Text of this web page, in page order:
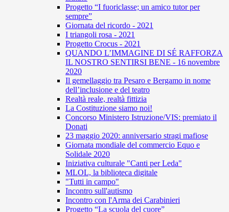
Progetto “I fuoriclasse; un amico tutor per
sempre”
Giornata del ricordo - 2021
I triangoli rosa - 2021
Progetto Crocus - 2021
QUANDO L’IMMAGINE DI SÉ RAFFORZA
IL NOSTRO SENTIRSI BENE - 16 novembre
2020
Il gemellaggio tra Pesaro e Bergamo in nome
dell’inclusione e del teatro
Realtà reale, realtà fittizia
La Costituzione siamo noi!
Concorso Ministero Istruzione/VIS: premiato il
Donati
23 maggio 2020: anniversario stragi mafiose
Giornata mondiale del commercio Equo e
Solidale 2020
Iniziativa culturale "Canti per Leda"
MLOL, la biblioteca digitale
"Tutti in campo"
Incontro sull'autismo
Incontro con l'Arma dei Carabinieri
Progetto “La scuola del cuore”